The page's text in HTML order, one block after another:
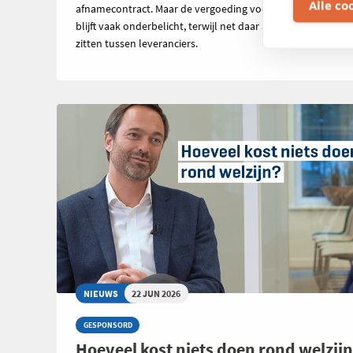
Alle
afnamecontract. Maar de vergoeding voor geïnjecteerde
blijft vaak onderbelicht, terwijl net daar aanzienlijke
zitten tussen leveranciers.
NIEUWS 22 JUN 2026
GESPONSORD